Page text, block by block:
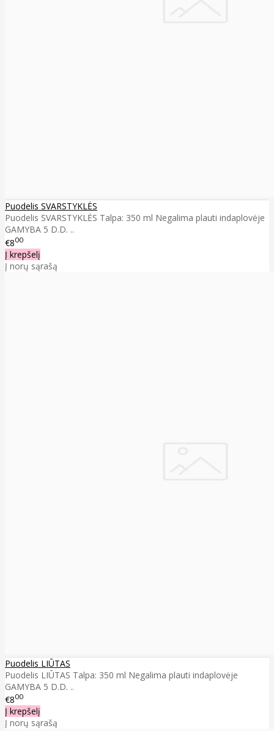
Puodelis SVARSTYKLĖS
Puodelis SVARSTYKLĖS Talpa: 350 ml Negalima plauti indaplovėje
GAMYBA 5 D.D. ..
€800
Į krepšelį
Į norų sąrašą
Puodelis LIŪTAS
Puodelis LIŪTAS Talpa: 350 ml Negalima plauti indaplovėje
GAMYBA 5 D.D. ..
€800
Į krepšelį
Į norų sąrašą